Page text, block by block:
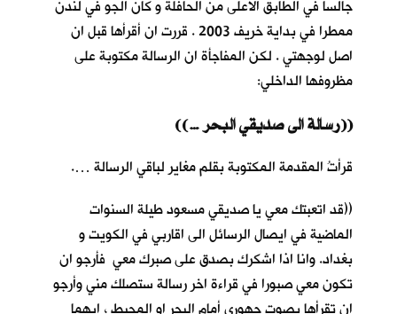
جالسا في الطابق الاعلى من الحافلة و كان الجو في لندن
ممطرا في بداية خريف 2003 . قررت ان أقرأها قبل ان
اصل لوجهتي . لكن المفاجأة ان الرسالة مكتوبة على
مظروفها الداخلي:
((… رسالة الى صديقي البحر))
قرأتُ المقدمة المكتوبة بقلم مغاير لباقي الرسالة ….
((قد اتعبتك معي يا صديقي مسعود طيلة السنوات
الماضية في ايصال الرسائل الى اقاربي في الكويت و
بغداد. وانا اذا اشكرك بصدق على صبرك معي فأرجو ان
تكون معي صبورا في قراءة اخر رسالة ستصلك مني وأرجو